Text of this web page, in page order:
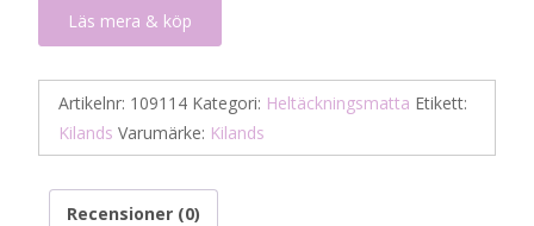
Läs mera & köp
Artikelnr: 109114 Kategori: Heltäckningsmatta Etikett:
Kilands Varumärke: Kilands
Recensioner (0)